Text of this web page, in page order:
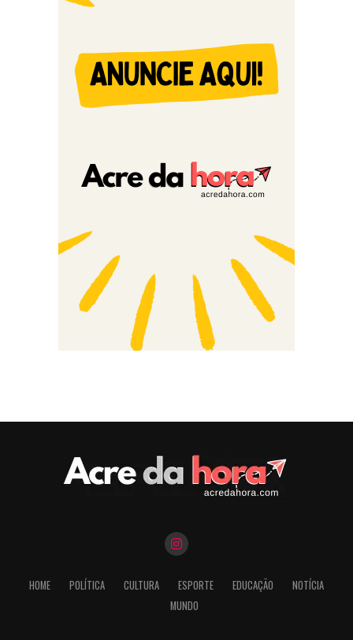
HOME POLÍTICA CULTURA ESPORTE EDUCAÇÃO
NOTÍCIA
MUNDO